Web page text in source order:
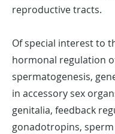
reproductive tracts.
Of special interest to
hormonal regulation
spermatogenesis,
in accessory sex
genitalia, feedback
gonadotropins,